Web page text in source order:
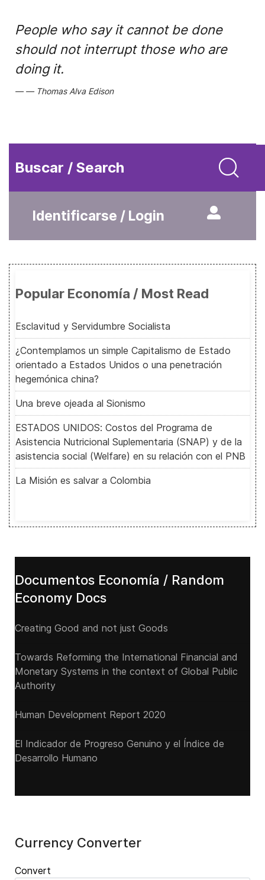
People who say it cannot be done
should not interrupt those who are
doing it.
Thomas Alva Edison
Buscar / Search
Identificarse / Login
Popular Economía / Most Read
Esclavitud y Servidumbre Socialista
¿Contemplamos un simple Capitalismo de Estado
orientado a Estados Unidos o una penetración
hegemónica china?
Una breve ojeada al Sionismo
ESTADOS UNIDOS: Costos del Programa de
Asistencia Nutricional Suplementaria (SNAP) y de la
asistencia social (Welfare) en su relación con el PNB
La Misión es salvar a Colombia
Documentos Economía / Random
Economy Docs
Creating Good and not just Goods
Towards Reforming the International Financial and
Monetary Systems in the context of Global Public
Authority
Human Development Report 2020
El Indicador de Progreso Genuino y el Índice de
Desarrollo Humano
Currency Converter
Convert